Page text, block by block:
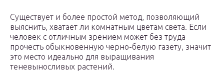
Существует и более простой метод, позволяющий
выяснить, хватает ли комнатным цветам света. Если
человек с отличным зрением может без труда
прочесть обыкновенную черно-белую газету, значит
это место идеально для выращивания
теневыносливых растений.